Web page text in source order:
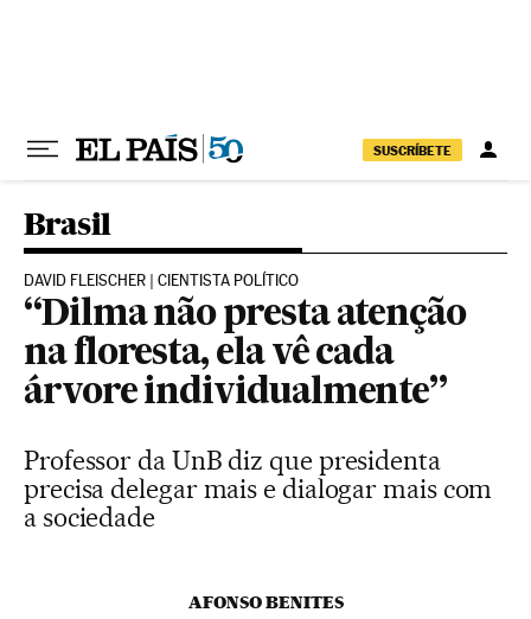
SUSCRÍBETE
Brasil
DAVID FLEISCHER | CIENTISTA POLÍTICO
“Dilma não presta atenção
na floresta, ela vê cada
árvore individualmente”
Professor da UnB diz que presidenta
precisa delegar mais e dialogar mais com
a sociedade
AFONSO BENITES